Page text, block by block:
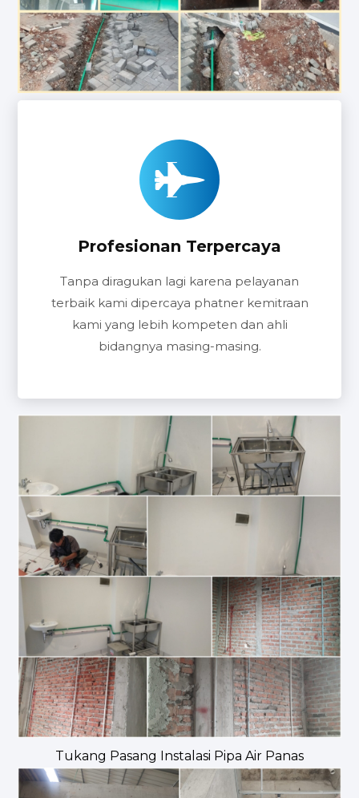
Profesionan Terpercaya
Tanpa diragukan lagi karena pelayanan
terbaik kami dipercaya phatner kemitraan
kami yang lebih kompeten dan ahli
bidangnya masing-masing.
Tukang Pasang Instalasi Pipa Air Panas